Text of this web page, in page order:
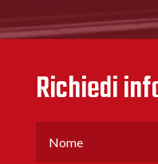
Richiedi